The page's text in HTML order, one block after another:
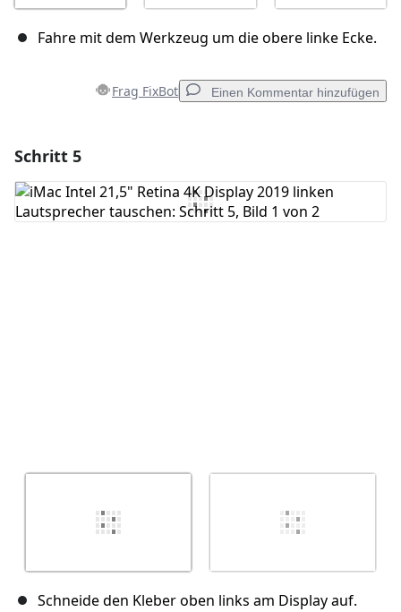
Fahre mit dem Werkzeug um die obere linke Ecke.
Frag FixBot Einen Kommentar hinzufügen
Kommentar hinzufügen
Schritt 5
Schneide den Kleber oben links am Display auf.